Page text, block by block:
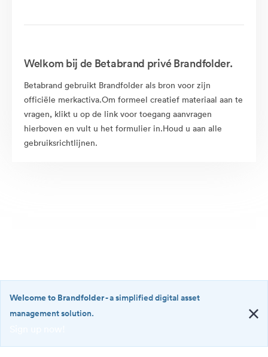
Welkom bij de Betabrand privé Brandfolder.
Betabrand gebruikt Brandfolder als bron voor zijn
officiële merkactiva.Om formeel creatief materiaal aan te
vragen, klikt u op de link voor toegang aanvragen
hierboven en vult u het formulier in.Houd u aan alle
gebruiksrichtlijnen.
·
Welcome to Brandfolder- a simplified digital asset
management solution.